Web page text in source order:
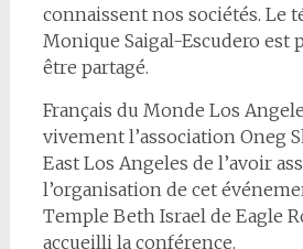
connaissent nos sociétés. Le
Monique Saigal-Escudero est
être partagé.
Français du Monde Los
vivement l’association Oneg
East Los Angeles de l’avoir
l’organisation de cet
Temple Beth Israel de Eagle
accueilli la conférence.